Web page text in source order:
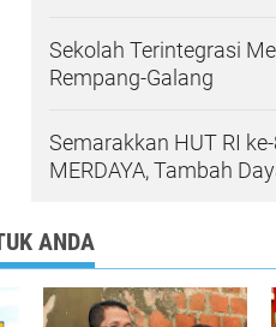
Sekolah Terintegrasi
Rempang-Galang
Semarakkan HUT RI
MERDAYA, Tambah
ANDA